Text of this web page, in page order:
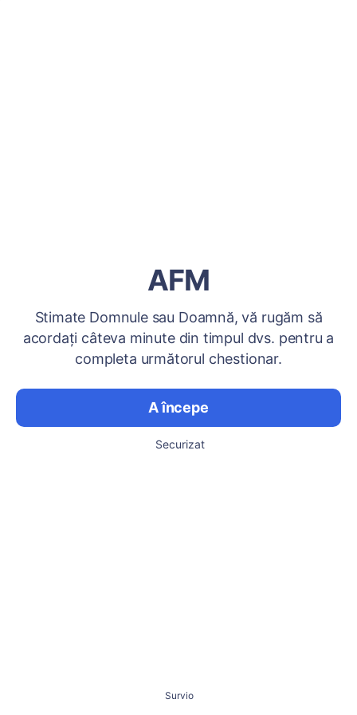
AFM
Stimate Domnule sau Doamnă, vă rugăm să
acordați câteva minute din timpul dvs. pentru a
completa următorul chestionar.
A începe
Securizat
Survio